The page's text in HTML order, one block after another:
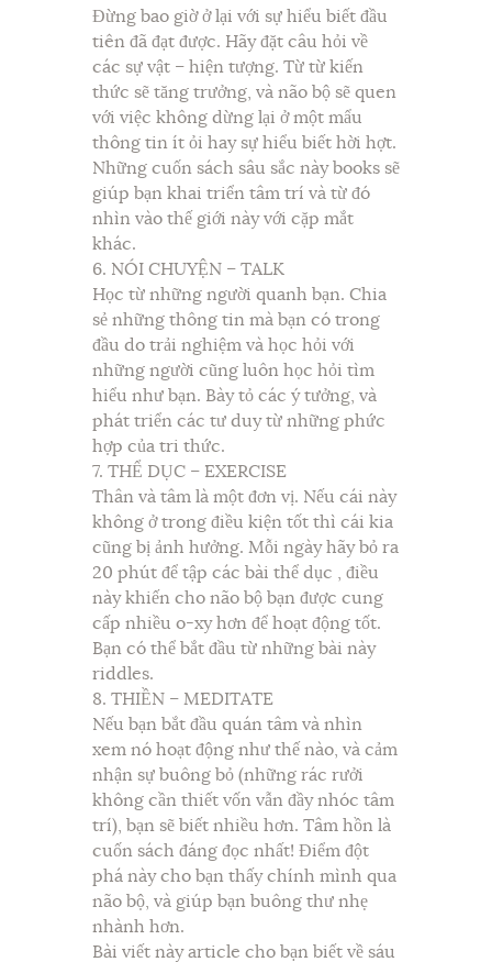
Đừng bao giờ ở lại với sự hiểu biết đầu
tiên đã đạt được. Hãy đặt câu hỏi về
các sự vật – hiện tượng. Từ từ kiến
thức sẽ tăng trưởng, và não bộ sẽ quen
với việc không dừng lại ở một mẩu
thông tin ít ỏi hay sự hiểu biết hời hợt.
Những cuốn sách sâu sắc này books sẽ
giúp bạn khai triển tâm trí và từ đó
nhìn vào thế giới này với cặp mắt
khác.
6. NÓI CHUYỆN – TALK
Học từ những người quanh bạn. Chia
sẻ những thông tin mà bạn có trong
đầu do trải nghiệm và học hỏi với
những người cũng luôn học hỏi tìm
hiểu như bạn. Bày tỏ các ý tưởng, và
phát triển các tư duy từ những phức
hợp của tri thức.
7. THỂ DỤC – EXERCISE
Thân và tâm là một đơn vị. Nếu cái này
không ở trong điều kiện tốt thì cái kia
cũng bị ảnh hưởng. Mỗi ngày hãy bỏ ra
20 phút để tập các bài thể dục , điều
này khiến cho não bộ bạn được cung
cấp nhiều o-xy hơn để hoạt động tốt.
Bạn có thể bắt đầu từ những bài này
riddles.
8. THIỀN – MEDITATE
Nếu bạn bắt đầu quán tâm và nhìn
xem nó hoạt động như thế nào, và cảm
nhận sự buông bỏ (những rác rưởi
không cần thiết vốn vẫn đầy nhóc tâm
trí), bạn sẽ biết nhiều hơn. Tâm hồn là
cuốn sách đáng đọc nhất! Điểm đột
phá này cho bạn thấy chính mình qua
não bộ, và giúp bạn buông thư nhẹ
nhành hơn.
Bài viết này article cho bạn biết về sáu